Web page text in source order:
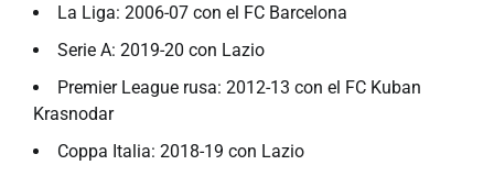
La Liga: 2006-07 con el FC Barcelona
Serie A: 2019-20 con Lazio
Premier League rusa: 2012-13 con el FC Kuban
Krasnodar
Coppa Italia: 2018-19 con Lazio